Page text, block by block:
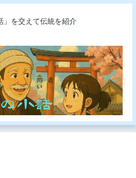
」を交えて伝統を紹介